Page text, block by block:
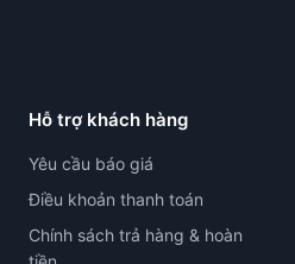
Hỗ trợ khách hàng
Yêu cầu báo giá
Điều khoản thanh toán
Chính sách trả hàng & hoàn